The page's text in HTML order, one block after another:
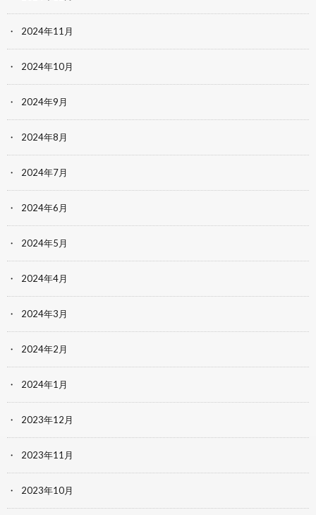
2024年11月
2024年10月
2024年9月
2024年8月
2024年7月
2024年6月
2024年5月
2024年4月
2024年3月
2024年2月
2024年1月
2023年12月
2023年11月
2023年10月